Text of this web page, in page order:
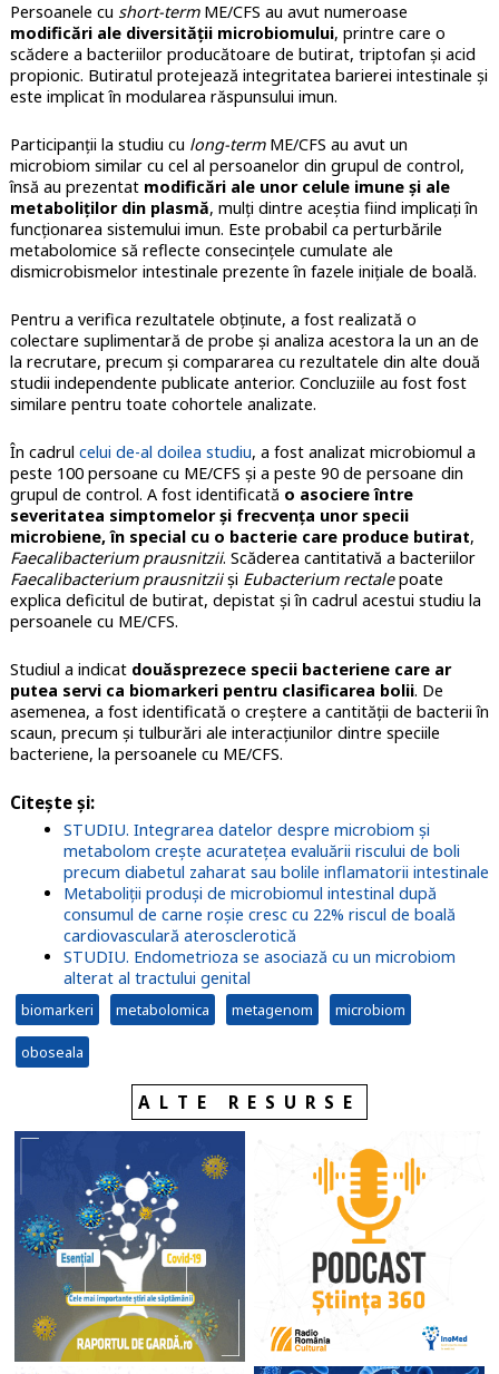
Persoanele cu short-termME/CFS au avut numeroase
modificări ale diversităţii microbiomului, printre care o
scădere a bacteriilor producătoare de butirat, triptofan și acid
propionic. Butiratul protejează integritatea barierei intestinale şi
este implicat în modularea răspunsului imun.
Participanții la studiu cu long-termME/CFS au avut un
microbiom similar cu cel al persoanelor din grupul de control,
însă au prezentat modificări ale unor celule imune şi ale
metaboliţilor din plasmă, mulți dintre aceștia fiind implicați în
funcţionarea sistemului imun. Este probabil ca perturbările
metabolomice să reflecte consecințele cumulate ale
dismicrobismelor intestinale prezente în fazele inițiale de boală.
Pentru a verifica rezultatele obținute, a fost realizată o
colectare suplimentară de probe și analiza acestora la un an de
la recrutare, precum și compararea cu rezultatele din alte două
studii independente publicate anterior. Concluziile au fost fost
similare pentru toate cohortele analizate.
În cadrul celui de-al doilea studiu, a fost analizat microbiomul a
peste 100 persoane cu ME/CFS şi a peste 90 de persoane din
grupul de control. A fost identificată o asociere între
severitatea simptomelor şi frecvenţa unor specii
microbiene, în special cu o bacterie care produce butirat,
Faecalibacterium prausnitzii. Scăderea cantitativă a bacteriilor
Faecalibacterium prausnitziiși Eubacterium rectalepoate
explica deficitul de butirat, depistat și în cadrul acestui studiu la
persoanele cu ME/CFS.
Studiul a indicat douăsprezece specii bacteriene care ar
putea servi ca biomarkeri pentru clasificarea bolii. De
asemenea, a fost identificată o creştere a cantităţii de bacterii în
scaun, precum şi tulburări ale interacţiunilor dintre speciile
bacteriene, la persoanele cu ME/CFS.
Citeşte şi:
STUDIU. Integrarea datelor despre microbiom şi
metabolom crește acuratețea evaluării riscului de boli
precum diabetul zaharat sau bolile inflamatorii intestinale
Metaboliții produși de microbiomul intestinal după
consumul de carne roșie cresc cu 22% riscul de boală
cardiovasculară aterosclerotică
STUDIU. Endometrioza se asociază cu un microbiom
alterat al tractului genital
biomarkeri metabolomica metagenom microbiom
oboseala
ALTE RESURSE